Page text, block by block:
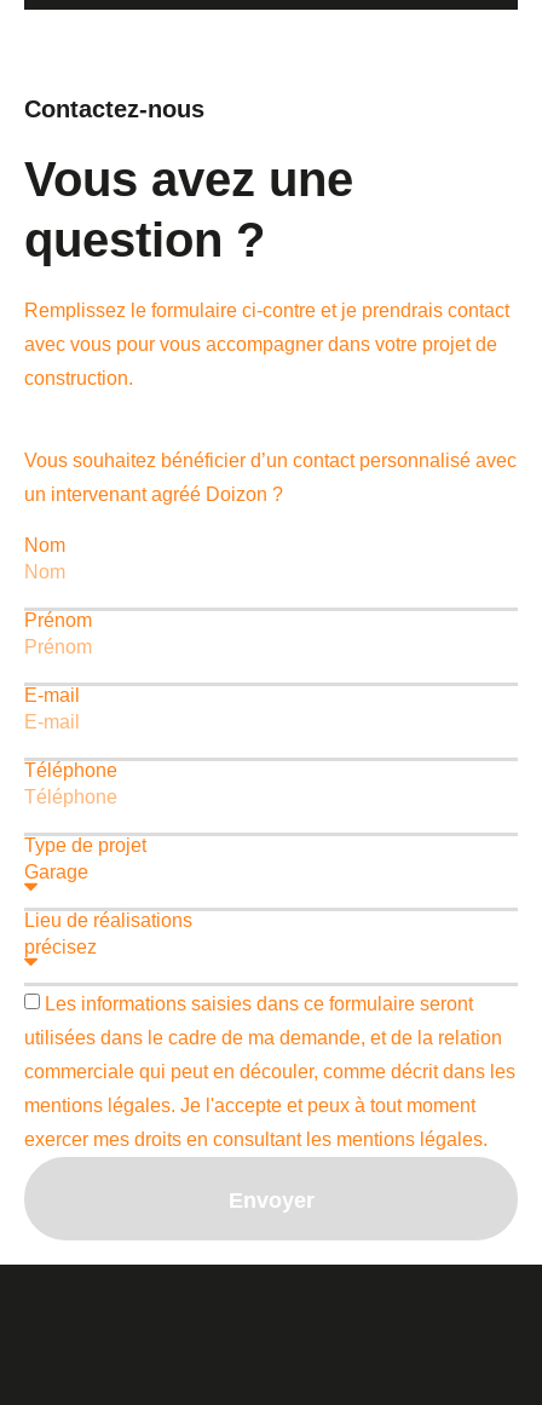
Contactez-nous
Vous avez une
question ?
Remplissez le formulaire ci-contre et je prendrais contact
avec vous pour vous accompagner dans votre projet de
construction.
Vous souhaitez bénéficier d’un contact personnalisé avec
un intervenant agréé Doizon ?
Nom
Prénom
E-mail
Téléphone
Type de projet
Lieu de réalisations
Les informations saisies dans ce formulaire seront
utilisées dans le cadre de ma demande, et de la relation
commerciale qui peut en découler, comme décrit dans les
mentions légales. Je l'accepte et peux à tout moment
exercer mes droits en consultant les mentions légales.
Envoyer